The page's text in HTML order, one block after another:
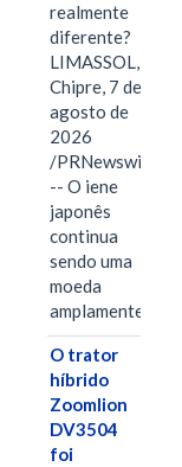
realmente
diferente?
LIMASSOL,
Chipre, 7 de
agosto de
2026
/PRNewswire/
-- O iene
japonês
continua
sendo uma
moeda
amplamente…
O trator
híbrido
Zoomlion
DV3504
foi